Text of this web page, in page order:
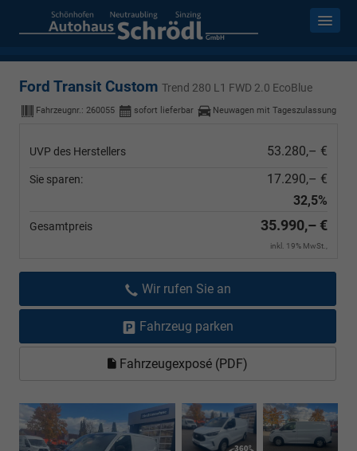
Ford Transit Custom Trend 280 L1 FWD 2.0 EcoBlue
Fahrzeugnr.: 260055 sofort lieferbar Neuwagen mit Tageszulassung
UVP des Herstellers 53.280,– €
Sie sparen:
17.290,– €
32,5%
Gesamtpreis 35.990,– €
inkl. 19% MwSt.,
Wir rufen Sie an
Fahrzeug parken
Fahrzeugexposé (PDF)